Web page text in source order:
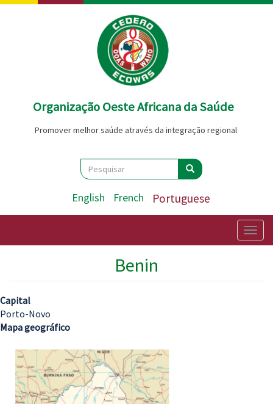
Passar
Organização Oeste Africana da Saúde
Promover melhor saúde através da integração regional
Search
Pesquisar Pesquisar
English French Portuguese
Benin
Capital
Porto-Novo
Mapa geográfico
Imagem